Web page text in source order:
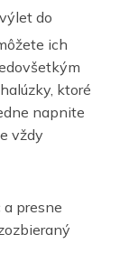
do
ich
ktoré
napnite
vždy
a presne